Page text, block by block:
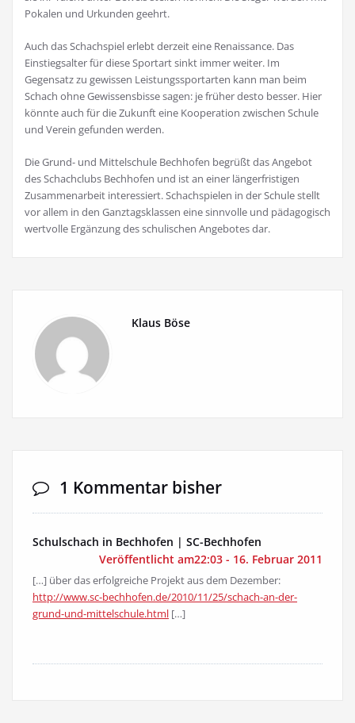
Pokalen und Urkunden geehrt.
Auch das Schachspiel erlebt derzeit eine Renaissance. Das
Einstiegsalter für diese Sportart sinkt immer weiter. Im
Gegensatz zu gewissen Leistungssportarten kann man beim
Schach ohne Gewissensbisse sagen: je früher desto besser. Hier
könnte auch für die Zukunft eine Kooperation zwischen Schule
und Verein gefunden werden.
Die Grund- und Mittelschule Bechhofen begrüßt das Angebot
des Schachclubs Bechhofen und ist an einer längerfristigen
Zusammenarbeit interessiert. Schachspielen in der Schule stellt
vor allem in den Ganztagsklassen eine sinnvolle und pädagogisch
wertvolle Ergänzung des schulischen Angebotes dar.
Klaus Böse
1 Kommentar bisher
Schulschach in Bechhofen | SC-Bechhofen
Veröffentlicht am22:03 - 16. Februar 2011
[…] über das erfolgreiche Projekt aus dem Dezember:
http://www.sc-bechhofen.de/2010/11/25/schach-an-der-
grund-und-mittelschule.html […]